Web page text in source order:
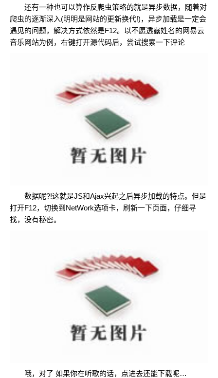
还有一种也可以算作反爬虫策略的就是异步数据，随着对
爬虫的逐渐深入(明明是网站的更新换代!)，异步加载是一定会
遇见的问题，解决方式依然是F12。以不愿透露姓名的网易云
音乐网站为例，右键打开源代码后，尝试搜索一下评论
数据呢?!这就是JS和Ajax兴起之后异步加载的特点。但是
打开F12，切换到NetWork选项卡，刷新一下页面，仔细寻
找，没有秘密。
哦，对了 如果你在听歌的话，点进去还能下载呢…